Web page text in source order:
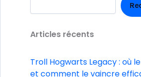
Articles récents
Troll Hogwarts Legacy : où
et comment le vaincre